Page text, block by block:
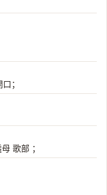
；
歌部 ；